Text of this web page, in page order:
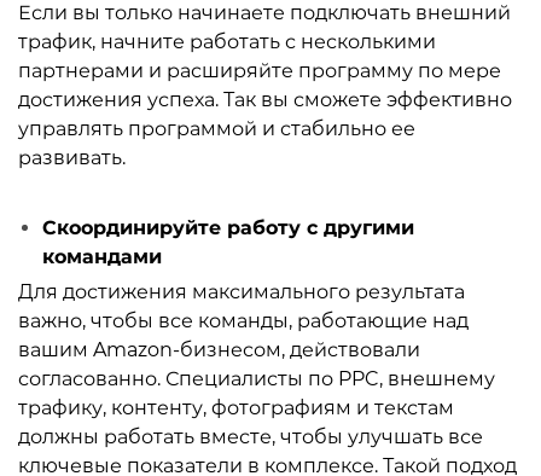
Если вы только начинаете подключать внешний
трафик, начните работать с несколькими
партнерами и расширяйте программу по мере
достижения успеха. Так вы сможете эффективно
управлять программой и стабильно ее
развивать.
Скоординируйте работу с другими
командами
Для достижения максимального результата
важно, чтобы все команды, работающие над
вашим Amazon-бизнесом, действовали
согласованно. Специалисты по PPC, внешнему
трафику, контенту, фотографиям и текстам
должны работать вместе, чтобы улучшать все
ключевые показатели в комплексе. Такой подход